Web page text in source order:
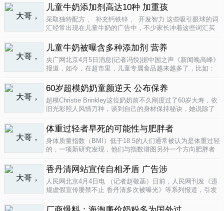
孩子服用鱼肝油。而实际上，以食品身份出现的鱼肝油是药
品，过量补充会对孩子产生伤害。在..
儿童牛奶添加剂高达10种 加重孩
采取独特配方 、 补充钙铁锌 、 开发智力 这些吸引眼球的词
汇经常出现在儿童牛奶的广告中，不少家长冲着这些词汇买
示，孩子应该尽量少喝。超市儿童牛奶添加剂高达10种昨
天，重庆晨报记者在杨家坪..
儿童牛奶被曝含多种添加剂 营养
央广网北京4月5日消息(记者冯悦)据中国之声《新闻晚高峰》
报道，如今，在超市里，儿童专属食品越来越多了，比如：
非常独特，因此，备受孩子们和家长的喜爱。然而，一些营
养专家指出，儿童牛奶比普通..
60岁超模奶奶童颜逆天 公布保养
超模Christie Brinkley这位奶奶前不久刚度过了60岁大寿，依
旧光彩照人风情万种，谈到自己的身材保持秘诀，她说除了
外，从12岁开始她就是个素食主义者，早餐吃燕麦粥加果
酱，午餐豆子..
体重过轻者早死的可能性与肥胖者
身体质量指数（BMI）低于18.5的人们通常被认为是体重过轻
的，一项新研究发现，他们与指数谱图另外一个方向肥胖者
（如果是粗略的）整体健康指标的可靠性。这个测量值反映
一个人的高度与重量的比..
香丹清网站宣传自相矛盾 广告涉
人民网北京4月4日电 （记者赵敬菡）日前，人民网刊发《违
规虚假宣传屡禁不止 香丹清多次被曝光》等系列报道，引发
官方销售网站存在备案信息不明、涉嫌违规发布广告、宣传